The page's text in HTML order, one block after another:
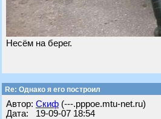
Несём на берег.
Re: Однако я его построил
Автор: Скиф (---.pppoe.mtu-net.ru)
Дата: 19-09-07 18:54